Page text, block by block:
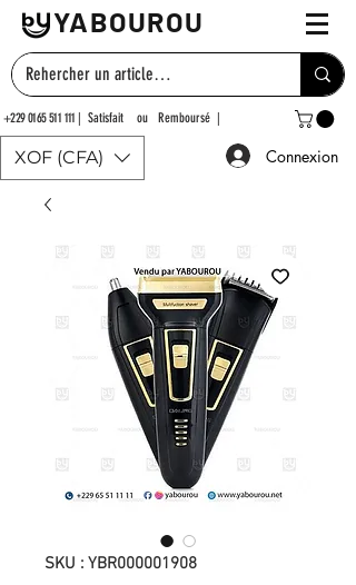
YABOUROU
+229 0165 511 111 | Satisfait ou Remboursé |
XOF (CFA) Connexion
SKU : YBR000001908